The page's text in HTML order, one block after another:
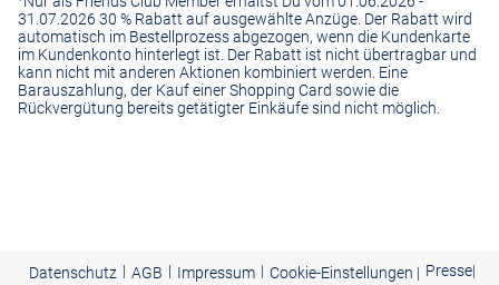
31.07.2026 30 % Rabatt auf ausgewählte Anzüge. Der Rabatt wird
automatisch im Bestellprozess abgezogen, wenn die Kundenkarte
im Kundenkonto hinterlegt ist. Der Rabatt ist nicht übertragbar und
kann nicht mit anderen Aktionen kombiniert werden. Eine
Barauszahlung, der Kauf einer Shopping Card sowie die
Rückvergütung bereits getätigter Einkäufe sind nicht möglich.
Datenschutz | AGB | Impressum | Cookie-Einstellungen | Presse|